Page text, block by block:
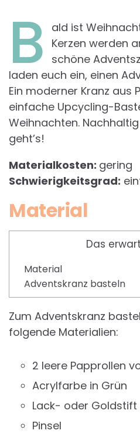
B
ald ist
Kerzen werden
schöne
laden euch ein, einen
Ein moderner Kranz aus
einfache Upcycling-
Weihnachten.
geht’s!
Materialkosten: gering
Schwierigkeitsgrad:
Material
Das
Material
Adventskranz basteln
Zum Adventskranz
folgende Materialien:
2 leere Papprollen
Acrylfarbe in Grün
Lack- oder Goldstift
Pinsel